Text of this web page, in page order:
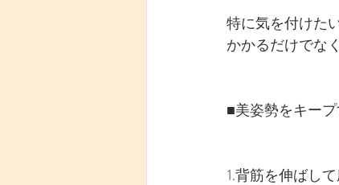
特に気を付けた
かかるだけでな
■美姿勢をキー
1.背筋を伸ばし